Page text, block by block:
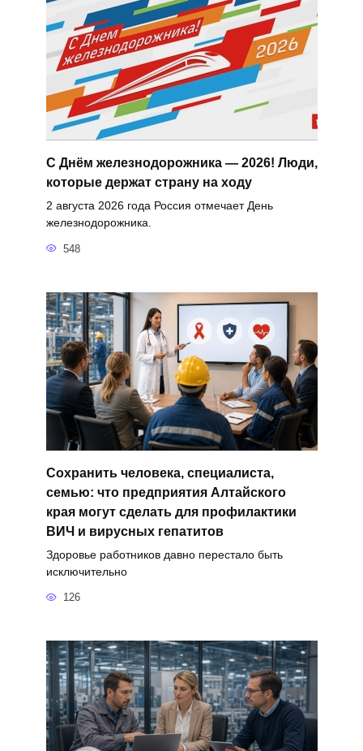
С Днём железнодорожника — 2026! Люди,
которые держат страну на ходу
2 августа 2026 года Россия отмечает День
железнодорожника.
548
Сохранить человека, специалиста,
семью: что предприятия Алтайского
края могут сделать для профилактики
ВИЧ и вирусных гепатитов
Здоровье работников давно перестало быть
исключительно
126